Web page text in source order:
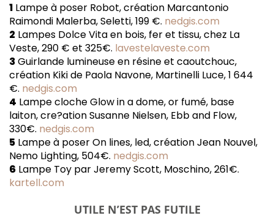
1 Lampe à poser Robot, création Marcantonio
Raimondi Malerba, Seletti, 199 €. nedgis.com
2 Lampes Dolce Vita en bois, fer et tissu, chez La
Veste, 290 € et 325€. lavestelaveste.com
3Guirlande lumineuse en résine et caoutchouc,
création Kiki de Paola Navone, Martinelli Luce, 1 644
€. nedgis.com
4 Lampe cloche Glow in a dome, or fumé, base
laiton, cre?ation Susanne Nielsen, Ebb and Flow,
330€. nedgis.com
5 Lampe à poser On lines, led, création Jean Nouvel,
Nemo Lighting, 504€. nedgis.com
6 Lampe Toy par Jeremy Scott, Moschino, 261€.
kartell.com
UTILE N’EST PAS FUTILE